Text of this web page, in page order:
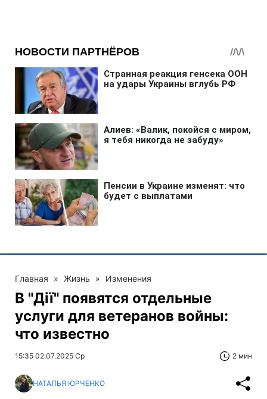
Главная » Жизнь » Изменения
В "Дії" появятся отдельные
услуги для ветеранов войны:
что известно
15:35 02.07.2025 Ср 2 мин
НАТАЛЬЯ ЮРЧЕНКО